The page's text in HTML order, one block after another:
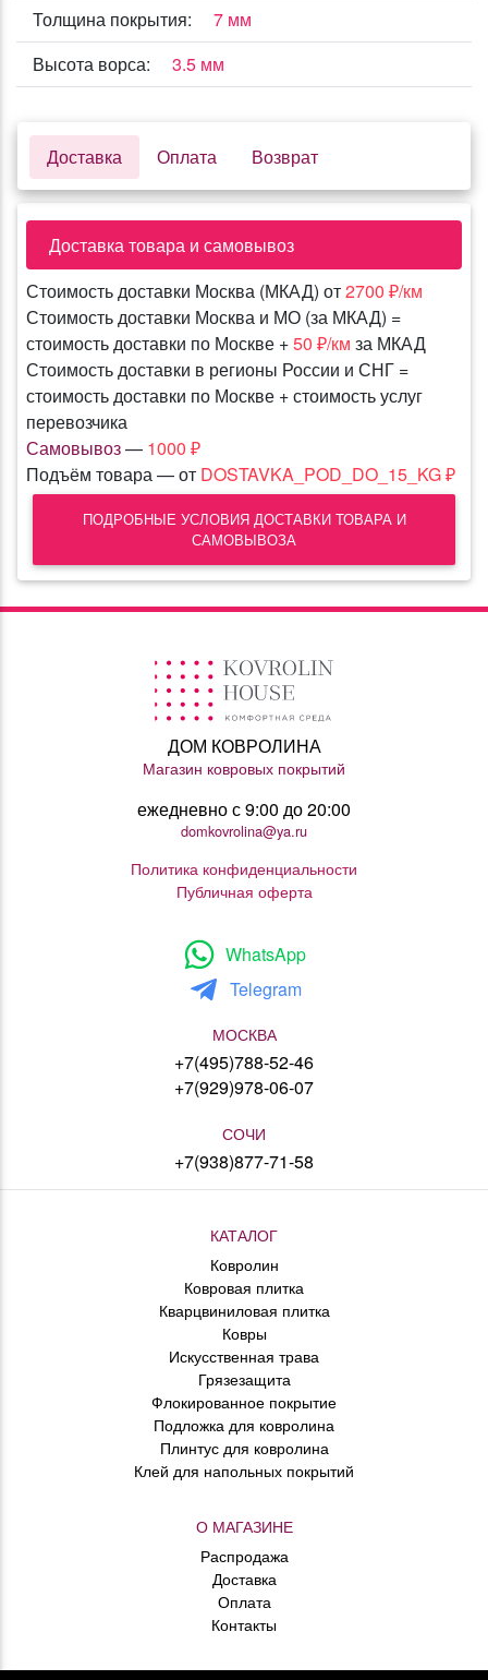
Толщина покрытия:
7 мм
Высота ворса:
3.5 мм
Доставка Оплата Возврат
Доставка товара и самовывоз
Стоимость доставки Москва (МКАД) от2700 ₽/км
Стоимость доставки Москва и МО (за МКАД) =
стоимость доставки по Москве +50 ₽/км за МКАД
Стоимость доставки в регионы России и СНГ =
стоимость доставки по Москве + стоимость услуг
перевозчика
Самовывоз— 1000 ₽
Подъём товара — от DOSTAVKA_POD_DO_15_KG ₽
ПОДРОБНЫЕ УСЛОВИЯ ДОСТАВКИ ТОВАРА И
САМОВЫВОЗА
ДОМ КОВРОЛИНА
Магазин ковровых покрытий
ежедневно с 9:00 до 20:00
domkovrolina@ya.ru
Политика конфиденциальности
Публичная оферта
WhatsApp
Telegram
МОСКВА
+7(495)788-52-46
+7(929)978-06-07
СОЧИ
+7(938)877-71-58
КАТАЛОГ
Ковролин
Ковровая плитка
Кварцвиниловая плитка
Ковры
Искусственная трава
Грязезащита
Флокированное покрытие
Подложка для ковролина
Плинтус для ковролина
Клей для напольных покрытий
О МАГАЗИНЕ
Распродажа
Доставка
Оплата
Контакты